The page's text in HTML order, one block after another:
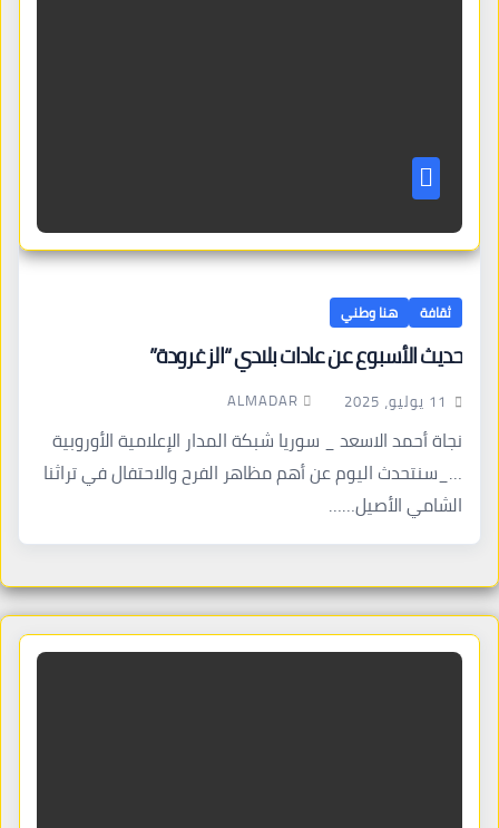
ثقافة هنا وطني
حديث الأسبوع عن عادات بلادي “الزغرودة”
11 يوليو، 2025 ALMADAR
نجاة أحمد الاسعد _ سوريا شبكة المدار الإعلامية الأوروبية
…_سنتحدث اليوم عن أهم مظاهر الفرح والاحتفال في تراثنا
الشامي الأصيل……